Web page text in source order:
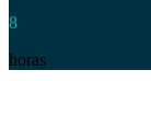
8
horas